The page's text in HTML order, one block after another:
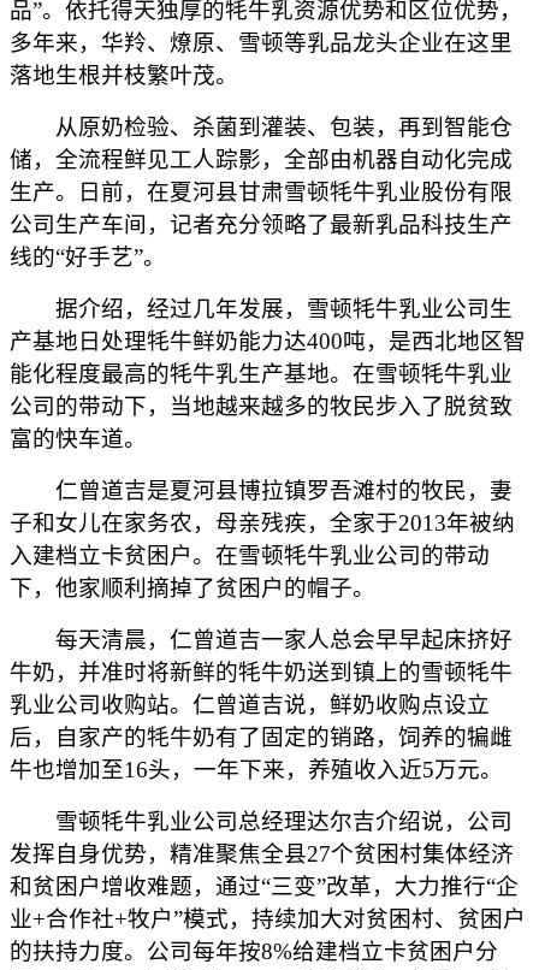
品”。依托得天独厚的牦牛乳资源优势和区位优势，
多年来，华羚、燎原、雪顿等乳品龙头企业在这里
落地生根并枝繁叶茂。
从原奶检验、杀菌到灌装、包装，再到智能仓
储，全流程鲜见工人踪影，全部由机器自动化完成
生产。日前，在夏河县甘肃雪顿牦牛乳业股份有限
公司生产车间，记者充分领略了最新乳品科技生产
线的“好手艺”。
据介绍，经过几年发展，雪顿牦牛乳业公司生
产基地日处理牦牛鲜奶能力达400吨，是西北地区智
能化程度最高的牦牛乳生产基地。在雪顿牦牛乳业
公司的带动下，当地越来越多的牧民步入了脱贫致
富的快车道。
仁曾道吉是夏河县博拉镇罗吾滩村的牧民，妻
子和女儿在家务农，母亲残疾，全家于2013年被纳
入建档立卡贫困户。在雪顿牦牛乳业公司的带动
下，他家顺利摘掉了贫困户的帽子。
每天清晨，仁曾道吉一家人总会早早起床挤好
牛奶，并准时将新鲜的牦牛奶送到镇上的雪顿牦牛
乳业公司收购站。仁曾道吉说，鲜奶收购点设立
后，自家产的牦牛奶有了固定的销路，饲养的犏雌
牛也增加至16头，一年下来，养殖收入近5万元。
雪顿牦牛乳业公司总经理达尔吉介绍说，公司
发挥自身优势，精准聚焦全县27个贫困村集体经济
和贫困户增收难题，通过“三变”改革，大力推行“企
业+合作社+牧户”模式，持续加大对贫困村、贫困户
的扶持力度。公司每年按8%给建档立卡贫困户分